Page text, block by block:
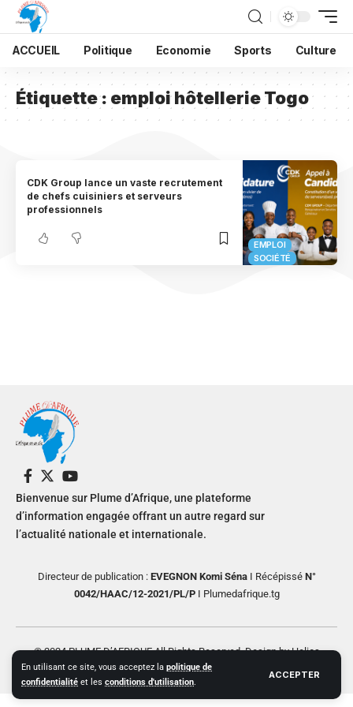
En utilisant ce site, vous acceptez la politique de
confidentialité et les conditions d'utilisation.
ACCEPTER
ACCUEIL Politique Economie Sports Culture
Étiquette : emploi hôtellerie Togo
EMPLOI
SOCIÉTÉ
CDK Group lance un vaste recrutement
de chefs cuisiniers et serveurs
professionnels
Bienvenue sur Plume d’Afrique, une plateforme
d’information engagée offrant un autre regard sur
l’actualité nationale et internationale.
Directeur de publication : EVEGNON Komi SénaI RécépisséN°
0042/HAAC/12-2021/PL/PI Plumedafrique.tg
© 2024 PLUME D’AFRIQUE All Rights Reserved. Design by Helios
Creative